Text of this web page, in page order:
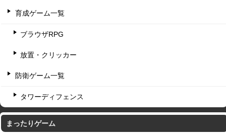
育成ゲーム一覧
ブラウザRPG
放置・クリッカー
防衛ゲーム一覧
タワーディフェンス
まったりゲーム